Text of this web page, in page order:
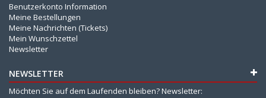
Benutzerkonto Information
Meine Bestellungen
Meine Nachrichten (Tickets)
Mein Wunschzettel
Newsletter
NEWSLETTER
Möchten Sie auf dem Laufenden bleiben? Newsletter: